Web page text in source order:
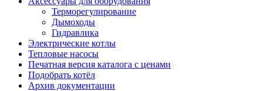
Терморегулирование
Дымоходы
Гидравлика
Электрические котлы
Тепловые насосы
Печатная версия каталога с ценами
Подобрать котёл
Архив документации